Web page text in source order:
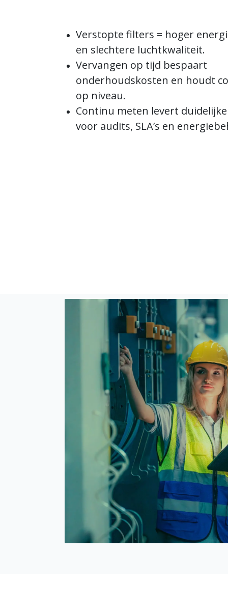
Verstopte filters = hoger
en slechtere luchtkwaliteit.
Vervangen op tijd bespaart
onderhoudskosten en houdt
op niveau.
Continu meten levert
voor audits, SLA’s en